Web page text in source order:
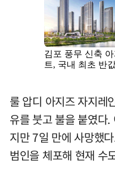
룰 압디 아지즈 자지레
유를 붓고 불을 붙였다
지만 7일 만에 사망했
범인을 체포해 현재 수